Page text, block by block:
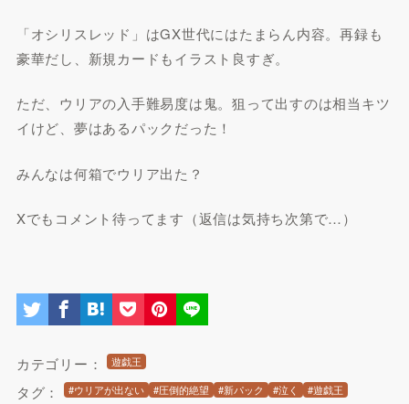
「オシリスレッド」はGX世代にはたまらん内容。再録も
豪華だし、新規カードもイラスト良すぎ。
ただ、ウリアの入手難易度は鬼。狙って出すのは相当キツ
イけど、夢はあるパックだった！
みんなは何箱でウリア出た？
Xでもコメント待ってます（返信は気持ち次第で…）
カテゴリー： 遊戯王
タグ： #ウリアが出ない #圧倒的絶望 #新パック #泣く #遊戯王